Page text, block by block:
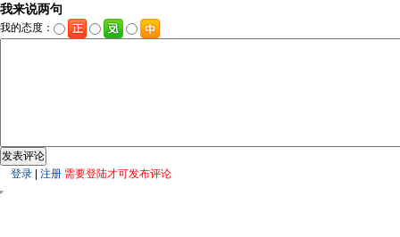
我来说两句
我的态度：
登录 注册 需要登陆才可发布评论